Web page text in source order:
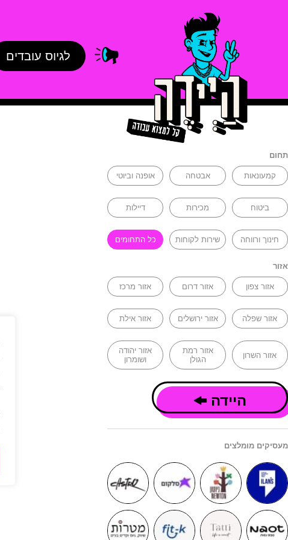
לגיוס עובדים
תחום
קמעונאות אבטחה אופנה וביוטי
ביטוח מכירות דיילות
חינוך ורווחה שירות לקוחות כל התחומים
אזור
אזור צפון אזור דרום אזור מרכז
אזור שפלה אזור ירושלים אזור אילת
אזור השרון
אזור רמת
הגולן
אזור יהודה
ושומרון
היידה
מעסיקים מומלצים